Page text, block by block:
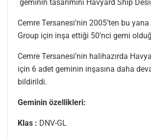
geminin tasarımını Havyard Ship
Cemre Tersanesi’nin 2005’ten bu
Group için inşa ettiği 50’nci gemi
Cemre Tersanesi’nin halihazırda
için 6 adet geminin inşasına daha
bildirildi.
Geminin özellikleri:
Klas : DNV-GL